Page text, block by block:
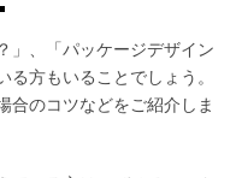
」、「パッケージデザイン
方もいることでしょう。
合のコツなどをご紹介しま